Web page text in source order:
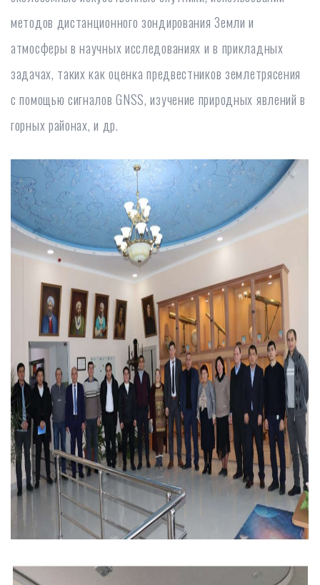
методов дистанционного зондирования Земли и
атмосферы в научных исследованиях и в прикладных
задачах, таких как оценка предвестников землетрясения
с помощью сигналов GNSS, изучение природных явлений в
горных районах, и др.